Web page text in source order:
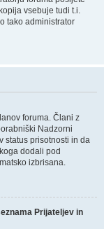
vsebuje tudi t.i.
tako administrator
foruma. Člani z
Nadzorni
status prisotnosti in da
dodali pod
izbrisana.
Prijateljev in